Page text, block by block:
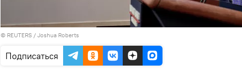
© REUTERS / Joshua Roberts
Подписаться